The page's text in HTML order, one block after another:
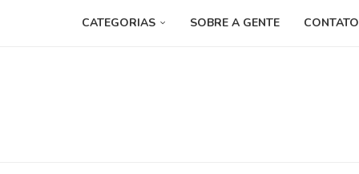
CATEGORIAS SOBRE A GENTE CONTATO